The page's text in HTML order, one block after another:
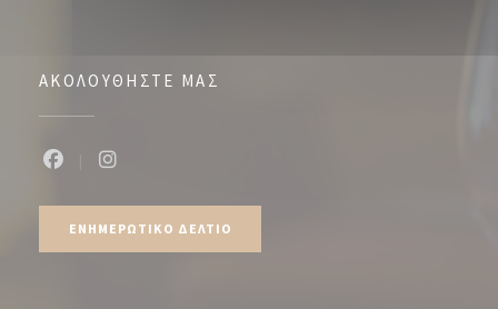
ΑΚΟΛΟΥΘΉΣΤΕ ΜΑΣ
ΕΝΗΜΕΡΩΤΙΚΌ ΔΕΛΤΊΟ